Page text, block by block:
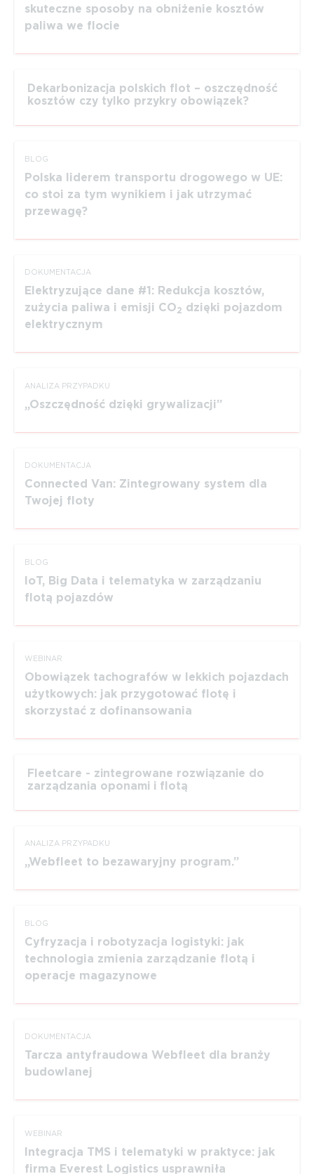
skuteczne sposoby na obniżenie kosztów
paliwa we flocie
Dekarbonizacja polskich flot – oszczędność
kosztów czy tylko przykry obowiązek?
BLOG
Polska liderem transportu drogowego w UE:
co stoi za tym wynikiem i jak utrzymać
przewagę?
DOKUMEN­TACJA
Elektryzujące dane #1: Redukcja kosztów,
zużycia paliwa i emisji CO2 dzięki pojazdom
elektrycznym
ANALIZA PRZYPADKU
Oszczędność dzięki grywalizacji
DOKUMEN­TACJA
Connected Van: Zinte­growany system dla
Twojej floty
BLOG
IoT, Big Data i telematyka w zarządzaniu
flotą pojazdów
WEBINAR
Obowiązek tachografów w lekkich pojazdach
użytkowych: jak przygotować flotę i
skorzystać z dofinansowania
Fleetcare - zintegrowane rozwiązanie do
zarządzania oponami i flotą
ANALIZA PRZYPADKU
Webfleet to bezawaryjny program.
BLOG
Cyfryzacja i robotyzacja logistyki: jak
technologia zmienia zarządzanie flotą i
operacje magazynowe
DOKUMEN­TACJA
Tarcza antyfraudowa Webfleet dla branży
budowlanej
WEBINAR
Integracja TMS i telematyki w praktyce: jak
firma Everest Logistics usprawniła